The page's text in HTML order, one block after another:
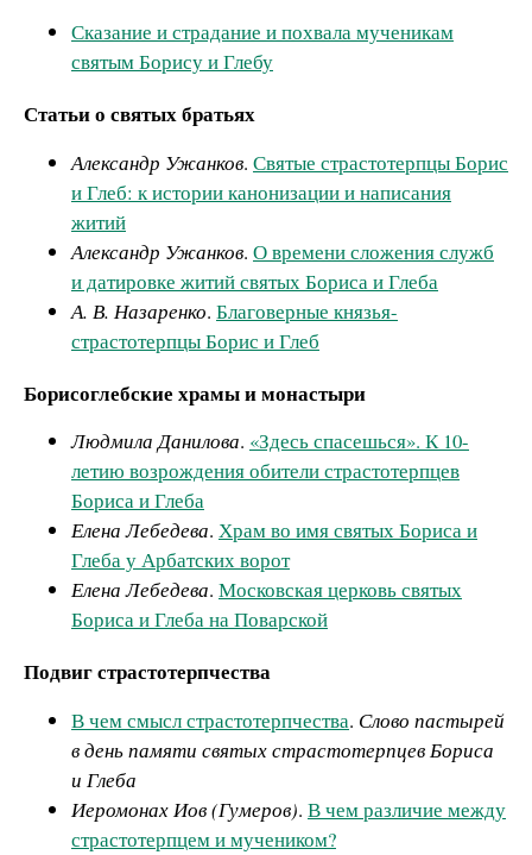
Сказание и страдание и похвала мученикам
святым Борису и Глебу
Статьи о святых братьях
Александр Ужанков. Святые страстотерпцы Борис
и Глеб: к истории канонизации и написания
житий
Александр Ужанков. О времени сложения служб
и датировке житий святых Бориса и Глеба
А. В. Назаренко. Благоверные князья-
страстотерпцы Борис и Глеб
Борисоглебские храмы и монастыри
Людмила Данилова. «Здесь спасешься». К 10-
летию возрождения обители страстотерпцев
Бориса и Глеба
Елена Лебедева. Храм во имя святых Бориса и
Глеба у Арбатских ворот
Елена Лебедева. Московская церковь святых
Бориса и Глеба на Поварской
Подвиг страстотерпчества
В чем смысл страстотерпчества. Слово пастырей
в день памяти святых страстотерпцев Бориса
и Глеба
Иеромонах Иов (Гумеров). В чем различие между
страстотерпцем и мучеником?